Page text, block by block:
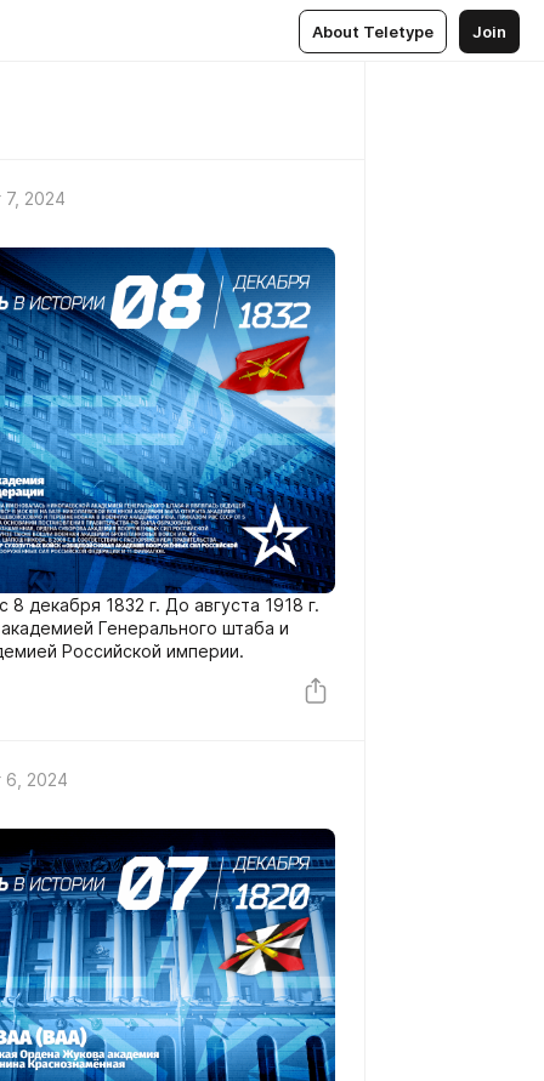
About Teletype Join
7, 2024
декабря 1832 г. До августа 1918 г.
Генерального штаба и
Российской империи.
6, 2024